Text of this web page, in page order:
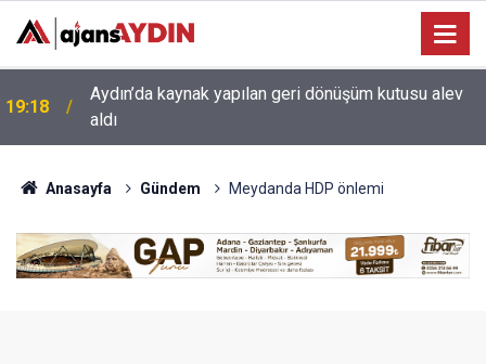
17:34 Aydın’da otomobil karşı şeritteki araca çarptı
Anasayfa Gündem Meydanda HDP önlemi